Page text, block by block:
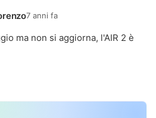
7 anni fa
ma non si aggiorna, l'AIR 2 è